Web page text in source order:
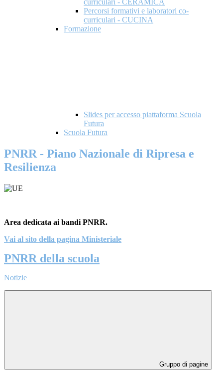
curriculari - CERAMICA
Percorsi formativi e laboratori co-
curriculari - CUCINA
Formazione
Slides per accesso piattaforma Scuola
Futura
Scuola Futura
PNRR - Piano Nazionale di Ripresa e
Resilienza
Area dedicata ai bandi PNRR.
Vai al sito della pagina Ministeriale
PNRR della scuola
Notizie
Gruppo di pagine